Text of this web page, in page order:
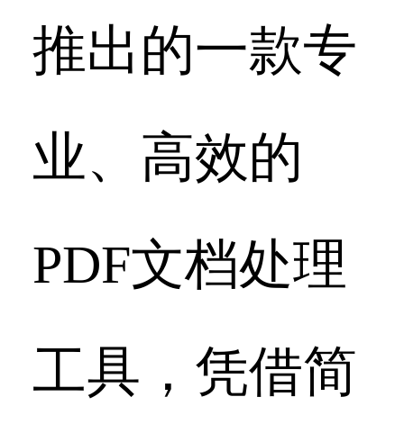
推出的一款专
业、高效的
PDF文档处理
工具，凭借简